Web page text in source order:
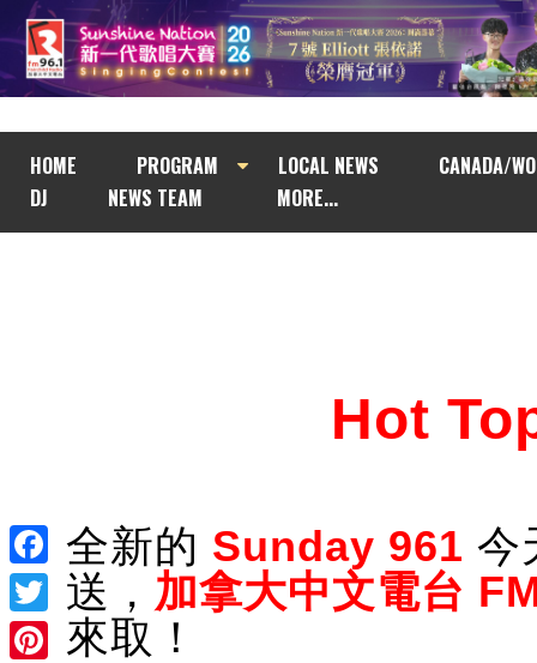
HOME PROGRAM LOCAL NEWS
CANADA/
DJ
NEWS TEAM MORE...
Facebook
Twitter
Hot
全新的 Sunday 961 今
送， 加拿大中文電台
來取！